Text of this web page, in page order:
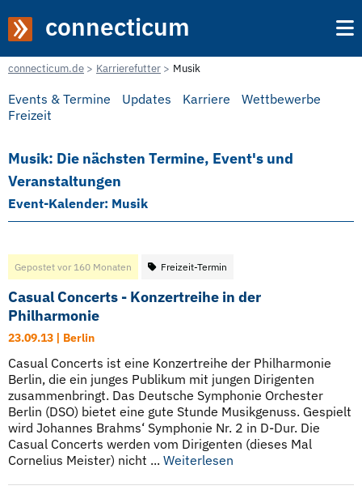
connecticum
connecticum.de Karrierefutter Musik
Events & Termine Updates Karriere
Wettbewerbe
Freizeit
Musik: Die nächsten Termine, Event's und
Veranstaltungen
Event-Kalender: Musik
Gepostet vor 160 Monaten Freizeit-Termin
Casual Concerts - Konzertreihe in der
Philharmonie
23.09.13 | Berlin
Casual Concerts ist eine Konzertreihe der Philharmonie
Berlin, die ein junges Publikum mit jungen Dirigenten
zusammenbringt. Das Deutsche Symphonie Orchester
Berlin (DSO) bietet eine gute Stunde Musikgenuss. Gespielt
wird Johannes Brahms‘ Symphonie Nr. 2 in D-Dur. Die
Casual Concerts werden vom Dirigenten (dieses Mal
Cornelius Meister) nicht ... Weiterlesen